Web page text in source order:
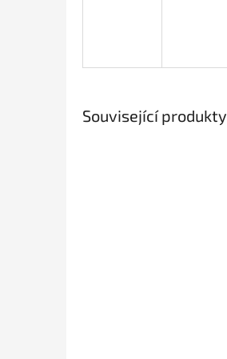
Související produkty